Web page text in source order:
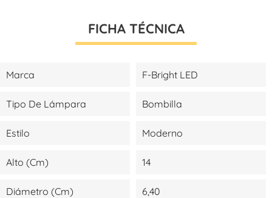
FICHA TÉCNICA
Marca F-Bright LED
Tipo De Lámpara Bombilla
Estilo Moderno
Alto (cm) 14
Diámetro (cm) 6,40